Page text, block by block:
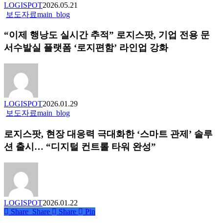
운
송
리
강
버
앱
반
현
장
화
LOGISPOT2026.05.21
보도자료main_blog“이
행
낭
도
적”
로
스
팟,
문
서
“이제 행낭도 실시간 추적” 로지스팟, 기업 전용 문
서수발실 플랫폼 ‘로지편함’ 라인업 강화
LOGISPOT2026.01.29
보도자료main_blog로
스
팟, 현
장
대
화
로지스팟, 현장 대응력 극대화한 ‘스마트 관제’ 솔루
션 출시… “디지털 컨트롤 타워 완성”
LOGISPOT2026.01.22
Share Share Share Pin